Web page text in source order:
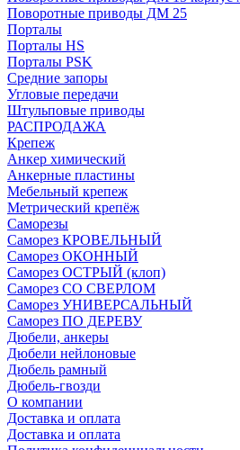
Поворотные приводы ДМ 25
Порталы
Порталы HS
Порталы PSK
Средние запоры
Угловые передачи
Штульповые приводы
РАСПРОДАЖА
Крепеж
Анкер химический
Анкерные пластины
Мебельный крепеж
Метрический крепёж
Саморезы
Саморез КРОВЕЛЬНЫЙ
Саморез ОКОННЫЙ
Саморез ОСТРЫЙ (клоп)
Саморез СО СВЕРЛОМ
Саморез УНИВЕРСАЛЬНЫЙ
Саморез ПО ДЕРЕВУ
Дюбели, анкеры
Дюбели нейлоновые
Дюбель рамный
Дюбель-гвозди
О компании
Доставка и оплата
Доставка и оплата